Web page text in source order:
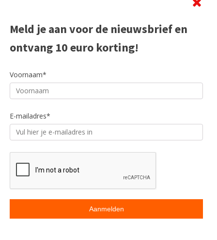
Voornaam*
E-mailadres*
Beoordeling
Meld je aan voor de nieuwsbrief en
ontvang 10 euro korting!
Voornaam*
E-mailadres*